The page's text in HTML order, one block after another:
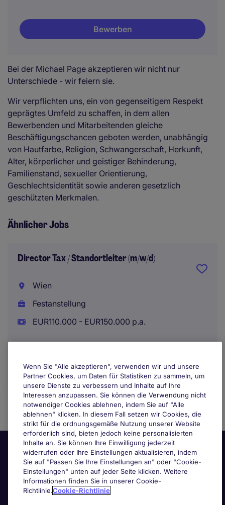
Bewerben
Bei der Michael Page akzeptieren wir nicht nur
Unterschiede - wir feiern sie.
Wir verpflichten uns, ein von gegenseitigem Respekt
geprägtes Umfeld zu schaffen, in dem allen
Bewerbenden und Mitarbeitenden gleiche
Beschäftigungschancen geboten werden, unabhängig
von Hautfarbe, Religion, Schwangerschaft, Herkunft,
Alter, körperlicher und geistiger Behinderung,
Familienstand, sexueller Orientierung,
Geschlechtsidentität sowie anderen gesetzlich
geschützten Merkmalen.
Ähnlicher Jobs
Director Tax / Standortleiter (m/w/d)
Wien
Festanstellung
EUR110.000 - EUR150.000 p.a.
Wenn Sie "Alle akzeptieren", verwenden wir und unsere
Partner Cookies, um Daten für Statistiken zu sammeln, um
unsere Dienste zu verbessern und Inhalte auf Ihre
Interessen anzupassen. Sie können die Verwendung nicht
notwendiger Cookies ablehnen, indem Sie auf "Alle
ablehnen" klicken. In diesem Fall setzen wir Cookies, die
strikt für die ordnungsgemäße Nutzung unserer Website
erforderlich sind, bieten jedoch keine personalisierten
Inhalte an. Sie können Ihre Einwilligung jederzeit
widerrufen oder Ihre Einstellungen aktualisieren, indem
Sie auf "Passen Sie Ihre Einstellungen an" oder "Cookie-
Einstellungen" unten auf jeder Seite klicken. Weitere
Informationen finden Sie in unserer Cookie-
Richtlinie.Cookie-Richtlinie